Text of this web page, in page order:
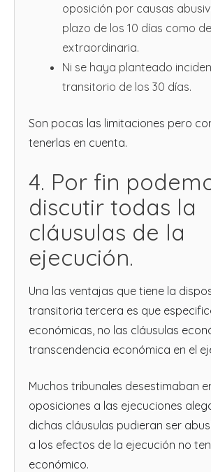
oposición por causas
plazo de los 10 días como
extraordinaria.
Ni se haya planteado
transitorio de los 30 días.
Son pocas las limitaciones pero
tenerlas en cuenta.
4. Por fin
discutir todas la
cláusulas de la
ejecución.
Una las ventajas que tiene la
transitoria tercera es que
económicas, no las cláusulas
transcendencia económica en el
Muchos tribunales desestimaban
oposiciones a las ejecuciones
dichas cláusulas pudieran ser
a los efectos de la ejecución no
económico.